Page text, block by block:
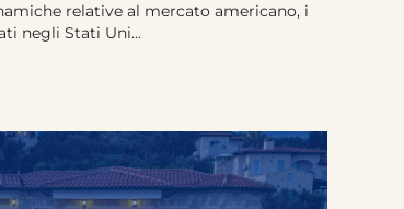
relative al mercato americano, i
negli Stati Uni...